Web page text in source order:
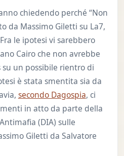
chiedendo perché “Non
da Massimo Giletti su La7,
le ipotesi vi sarebbero
Cairo che non avrebbe
un possibile rientro di
è stata smentita sia da
secondo Dagospia, ci
in atto da parte della
(DIA) sulle
Giletti da Salvatore